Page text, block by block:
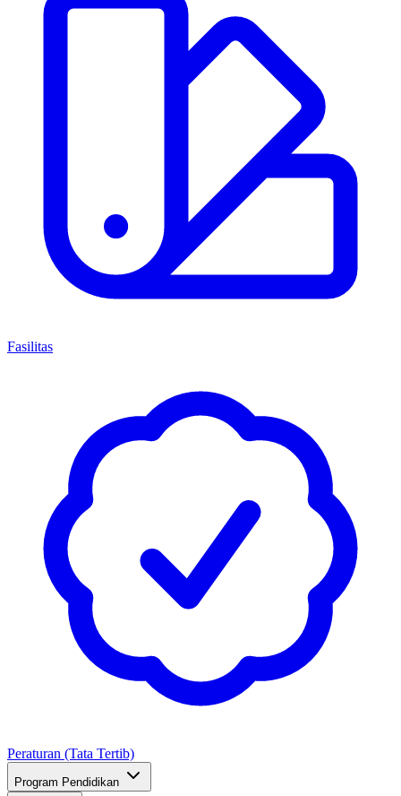
Fasilitas
Peraturan (Tata Tertib)
Program Pendidikan